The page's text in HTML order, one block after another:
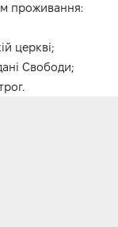
проживання:
церкві;
Свободи;